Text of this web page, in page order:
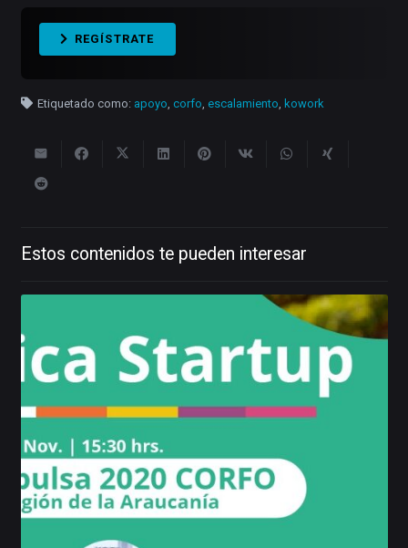
REGÍSTRATE
Etiquetado como: apoyo, corfo, escalamiento, kowork
Estos contenidos te pueden interesar